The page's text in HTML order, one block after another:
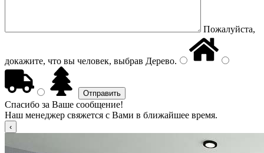
Пожалуйста,
докажите, что вы человек, выбрав Дерево.
Спасибо за Ваше сообщение!
Наш менеджер свяжется с Вами в ближайшее время.